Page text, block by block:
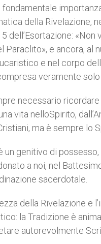
della Rivelazione,
dell’Esortazione:
Paraclito», e ancora,
e nel corpo
veramente
necessario
vita nelloSpirito,
ma è sempre lo
un genitivo di
a noi, nel
sacerdotale.
della Rivelazione e
la Tradizione è
autorevolmente